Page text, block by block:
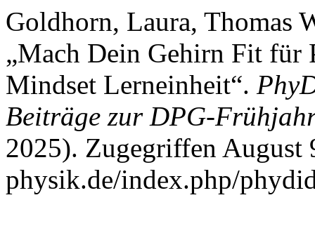
Goldhorn, Laura, Thomas
„Mach Dein Gehirn Fit
Mindset Lerneinheit“.
Beiträge zur DPG-
2025). Zugegriffen August
physik.de/index.php/